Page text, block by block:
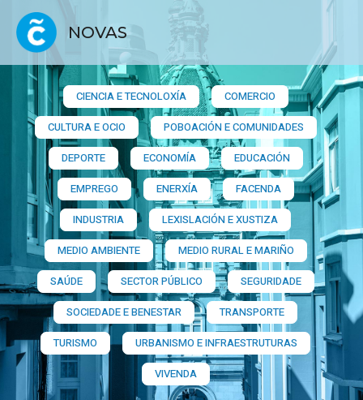
NOVAS
CIENCIA E TECNOLOXÍA
COMERCIO
CULTURA E OCIO
POBOACIÓN E COMUNIDADES
DEPORTE
ECONOMÍA
EDUCACIÓN
EMPREGO
ENERXÍA
FACENDA
INDUSTRIA
LEXISLACIÓN E XUSTIZA
MEDIO AMBIENTE
MEDIO RURAL E MARIÑO
SAÚDE
SECTOR PÚBLICO
SEGURIDADE
SOCIEDADE E BENESTAR
TRANSPORTE
TURISMO
URBANISMO E INFRAESTRUTURAS
VIVENDA